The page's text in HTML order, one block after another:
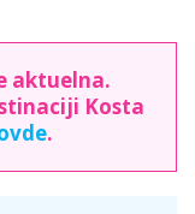
aktuelna.
Kosta
.